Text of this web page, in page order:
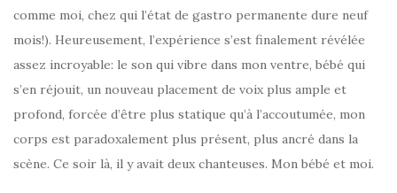
comme moi, chez qui l’état de gastro permanente dure neuf
mois!). Heureusement, l’expérience s’est finalement révélée
assez incroyable: le son qui vibre dans mon ventre, bébé qui
s’en réjouit, un nouveau placement de voix plus ample et
profond, forcée d’être plus statique qu’à l’accoutumée, mon
corps est paradoxalement plus présent, plus ancré dans la
scène. Ce soir là, il y avait deux chanteuses. Mon bébé et moi.